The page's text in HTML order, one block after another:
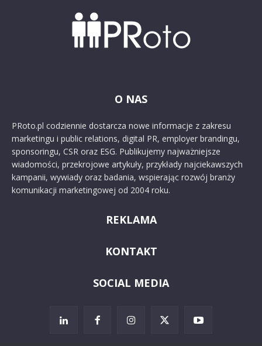
O NAS
PRoto.pl codziennie dostarcza nowe informacje z zakresu
marketingu i public relations, digital PR, employer brandingu,
sponsoringu, CSR oraz ESG. Publikujemy najważniejsze
wiadomości, przekrojowe artykuły, przykłady najciekawszych
kampanii, wywiady oraz badania, wspierając rozwój branży
komunikacji marketingowej od 2004 roku.
REKLAMA
KONTAKT
SOCIAL MEDIA